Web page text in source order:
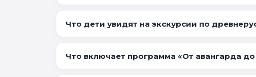
Что дети увидят на экскурсии по
Что включает программа «От авангарда